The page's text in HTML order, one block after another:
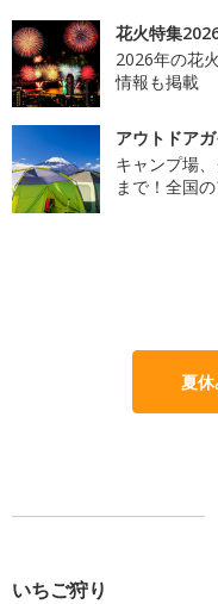
花火特集
2026年の花
情報も掲載
アウトドア
キャンプ場
まで！全国
夏
いちご狩り